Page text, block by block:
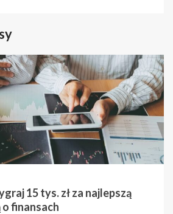
15 tys. zł za najlepszą
finansach